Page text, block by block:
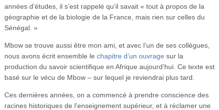
années d’études, il s’est rappelé qu’il savait « tout à propos de la
géographie et de la biologie de la France, mais rien sur celles du
Sénégal. »
Mbow se trouve aussi être mon ami, et avec l’un de ses collègues,
nous avons écrit ensemble le chapitre d’un ouvrage sur la
production du savoir scientifique en Afrique aujourd’hui. Ce texte est
basé sur le vécu de Mbow – sur lequel je reviendrai plus tard.
Ces dernières années, on a commencé à prendre conscience des
racines historiques de l’enseignement supérieur, et à réclamer une